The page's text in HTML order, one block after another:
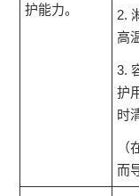
护能力。
2.
高
3.
护
时
而